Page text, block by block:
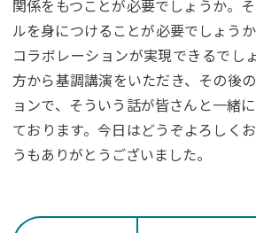
関係をもつことが必要でしょうか。
ルを身につけることが必要でしょう
コラボレーションが実現できるでし
方から基調講演をいただき、その後
ョンで、そういう話が皆さんと一緒
ております。今日はどうぞよろしく
うもありがとうございました。